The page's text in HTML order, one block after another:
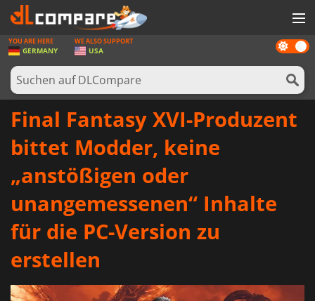
SPIELE
SPIEL KARTEN
SOFTWARE
NACHRICHTEN
ANMELDEN ODER REGISTRIEREN
Dark
mode
YOU ARE HERE
GERMANY
WE ALSO SUPPORT
USA
Final Fantasy XVI-Produzent
bittet Modder, keine
„anstößigen oder
unangemessenen“ Inhalte
für die PC-Version zu
erstellen